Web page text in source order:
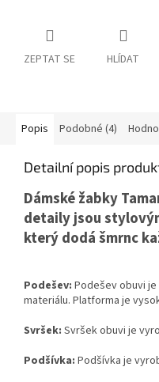
ZEPTAT SE HLÍDAT
Popis Podobné (4)
Detailní popis
Dámské žabky
detailyjsou
který dodá šmrnc
Podešev: Podešev obuvi
materiálu. Platforma je
Svršek: Svršek obuvi je
Podšívka: Podšívka je